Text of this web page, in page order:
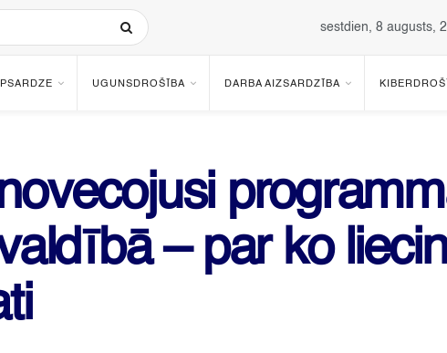
sestdien, 8 augusts,
UGUNSDROŠĪBA DARBA AIZSARDZĪBA
– par ko